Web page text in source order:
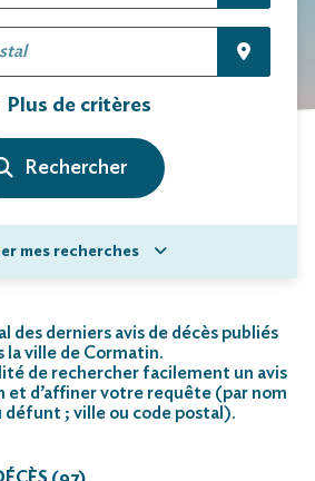
Plus de critères
mes recherches
des derniers avis de décès publiés
la ville de Cormatin.
de rechercher facilement un avis
et d’affiner votre requête (par nom
défunt ; ville ou code postal).
(97)